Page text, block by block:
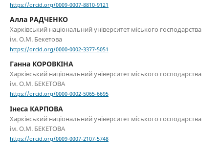
https://orcid.org/0009-0007-8810-9121
Алла РАДЧЕНКО
Харківський національний університет міського господарства
ім. О.М. Бекетова
https://orcid.org/0000-0002-3377-5051
Ганна КОРОВКІНА
Харківський національний університет міського господарства
ім. О.М. БЕКЕТОВА
https://orcid.org/0000-0002-5065-6695
Інеса КАРПОВА
Харківський національний університет міського господарства
ім. О.М. БЕКЕТОВА
https://orcid.org/0009-0007-2107-5748